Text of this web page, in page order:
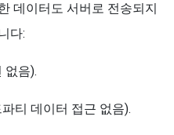
데이터도 서버로 전송되지
다:
없음).
티 데이터 접근 없음).